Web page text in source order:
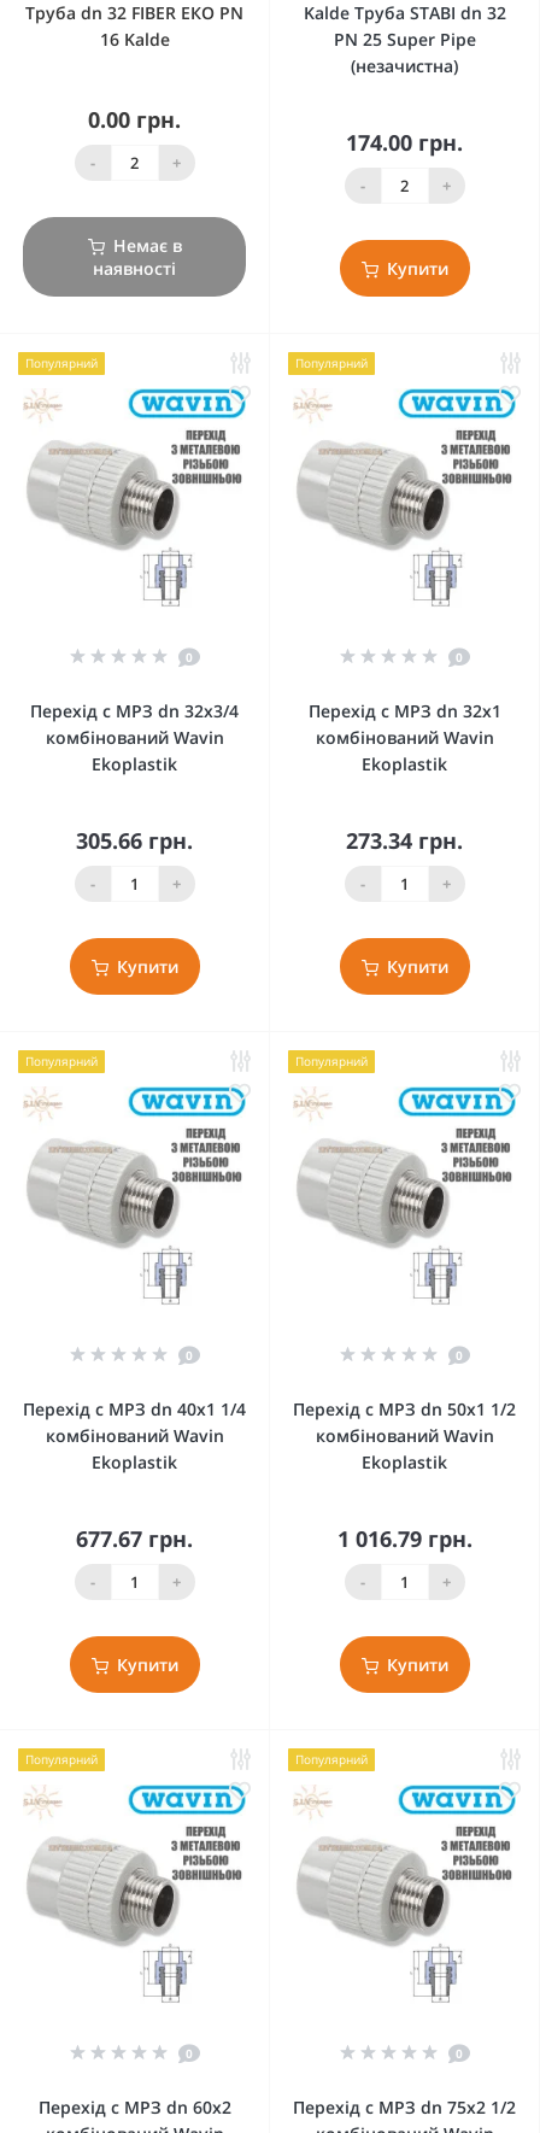
Труба dn 32 FIBER ЕКО PN
16 Kalde
0.00 грн.
- +
Немає в
наявності
Kalde Труба STABI dn 32
PN 25 Super Pipe
(незачистна)
174.00 грн.
- +
Купити
Популярний
0
Перехід с МРЗ dn 32х3/4
комбінований Wavin
Ekoplastik
305.66 грн.
- +
Купити
Популярний
0
Перехід с МРЗ dn 32х1
комбінований Wavin
Ekoplastik
273.34 грн.
- +
Купити
Популярний
0
Перехід с МРЗ dn 40х1 1/4
комбінований Wavin
Ekoplastik
677.67 грн.
- +
Купити
Популярний
0
Перехід с МРЗ dn 50х1 1/2
комбінований Wavin
Ekoplastik
1 016.79 грн.
- +
Купити
Популярний
0
Перехід с МРЗ dn 60х2
Популярний
0
Перехід с МРЗ dn 75х2 1/2